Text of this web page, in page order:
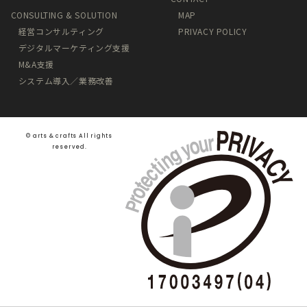
CONSULTING & SOLUTION
経営コンサルティング
デジタルマーケティング支援
M&A支援
システム導入／業務改善
MAP
PRIVACY POLICY
©️ arts & crafts All rights
reserved.